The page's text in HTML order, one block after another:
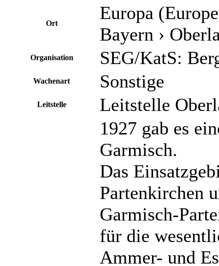
Ort
Europa
Bayern ›
Organisation SEG/KatS:
Wachenart Sonstige
Leitstelle Leitstelle
1927 gab es
Garmisch.
Das
Partenkirchen
Garmisch-
für die
Ammer- und